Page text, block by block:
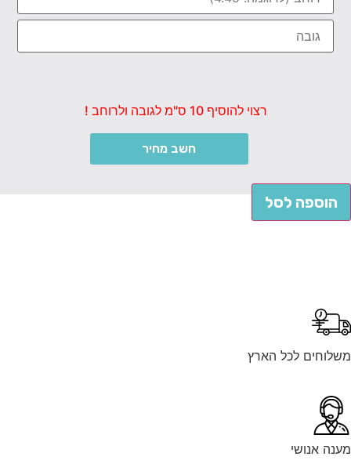
רצוי להוסיף 10 ס"מ לגובה ולרוחב !
חשב מחיר
הוספה לסל
לכל הארץ
אנושי